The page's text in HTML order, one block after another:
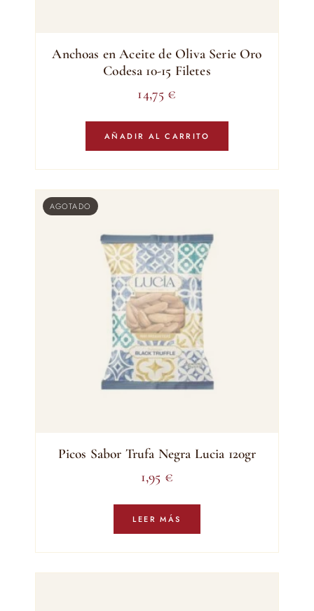
Anchoas en Aceite de Oliva Serie Oro
Codesa 10-15 Filetes
14,75 €
AÑADIR AL CARRITO
AGOTADO
Picos Sabor Trufa Negra Lucia 120gr
1,95 €
LEER MÁS